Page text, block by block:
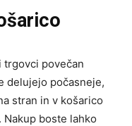
trgovci povečan
delujejo počasneje,
stran in v košarico
boste lahko